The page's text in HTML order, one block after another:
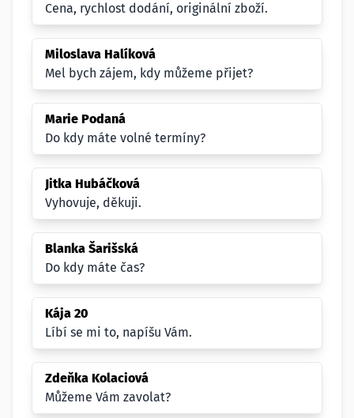
Cena, rychlost dodání, originální zboží.
Miloslava Halíková
Mel bych zájem, kdy můžeme přijet?
Marie Podaná
Do kdy máte volné termíny?
Jitka Hubáčková
Vyhovuje, děkuji.
Blanka Šarišská
Do kdy máte čas?
Kája 20
Líbí se mi to, napíšu Vám.
Zdeňka Kolaciová
Můžeme Vám zavolat?